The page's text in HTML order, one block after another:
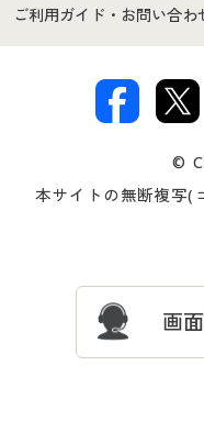
著作権・商標について
商品カテゴリ
プレゼント＆キャンペーン
ご利用ガイド・お問い合わ
交換・返品は
ついて
©
本サイトの無断複写(
画